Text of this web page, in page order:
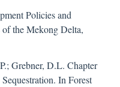
Policies and
of the Mekong Delta,
Grebner, D.L. Chapter
In Forest